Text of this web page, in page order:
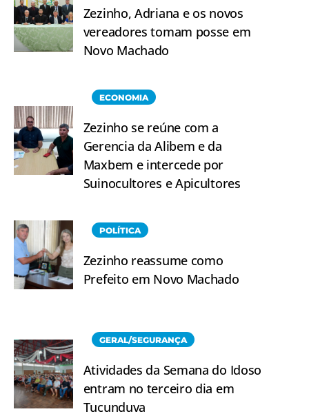
Zezinho, Adriana e os novos
vereadores tomam posse em
Novo Machado
ECONOMIA
Zezinho se reúne com a
Gerencia da Alibem e da
Maxbem e intercede por
Suinocultores e Apicultores
POLÍTICA
Zezinho reassume como
Prefeito em Novo Machado
GERAL/SEGURANÇA
Atividades da Semana do Idoso
entram no terceiro dia em
Tucunduva